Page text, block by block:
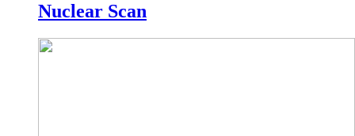
Nuclear Scan